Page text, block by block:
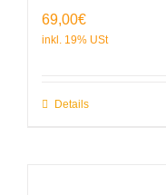
69,00€
Details